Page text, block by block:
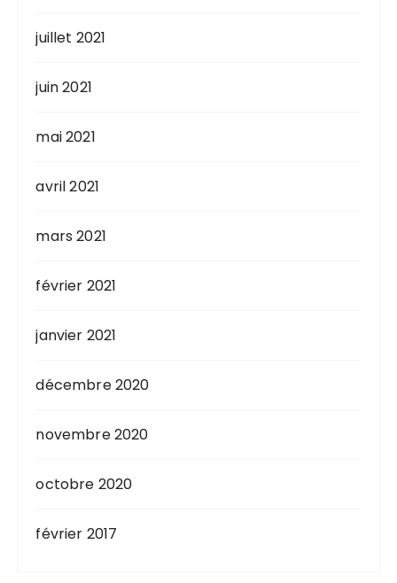
juillet 2021
juin 2021
mai 2021
avril 2021
mars 2021
février 2021
janvier 2021
décembre 2020
novembre 2020
octobre 2020
février 2017